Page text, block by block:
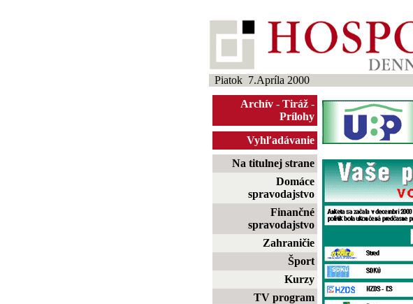
Piatok 7.Apríla 2000
Archív - Tiráž -
Prílohy
Vyhľadávanie
Na titulnej strane
Domáce
spravodajstvo
Finančné
spravodajstvo
Zahraničie
Šport
Kurzy
TV program